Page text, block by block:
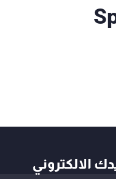
الالكتروني